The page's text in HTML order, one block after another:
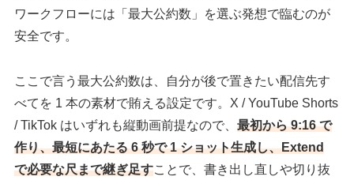
ワークフローには「最大公約数」を選ぶ発想で臨むのが
安全です。
ここで言う最大公約数は、自分が後で置きたい配信先す
べてを 1 本の素材で賄える設定です。X / YouTube Shorts
/ TikTok はいずれも縦動画前提なので、最初から 9:16 で
作り、最短にあたる 6 秒で 1 ショット生成し、Extend
で必要な尺まで継ぎ足すことで、書き出し直しや切り抜